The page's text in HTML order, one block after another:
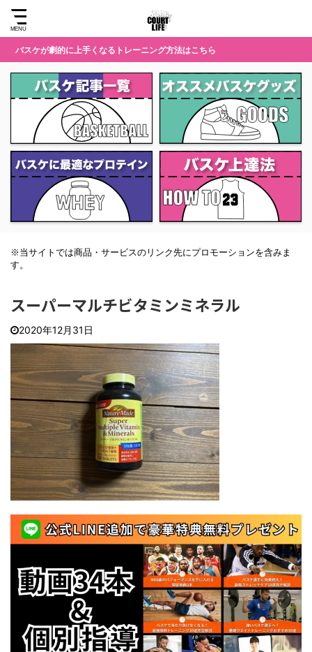
バスケが劇的に上手くなるトレーニング方法はこちら
※当サイトでは商品・サービスのリンク先にプロモーションを含みま
す。
スーパーマルチビタミンミネラル
2020年12月31日